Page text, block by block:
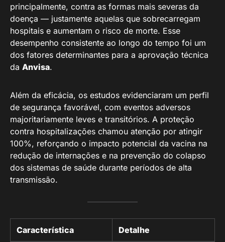
principalmente, contra as formas mais severas da
doença — justamente aquelas que sobrecarregam
hospitais e aumentam o risco de morte. Esse
desempenho consistente ao longo do tempo foi um
dos fatores determinantes para a aprovação técnica
da Anvisa.
Além da eficácia, os estudos evidenciaram um perfil
de segurança favorável, com eventos adversos
majoritariamente leves e transitórios. A proteção
contra hospitalizações chamou atenção por atingir
100%, reforçando o impacto potencial da vacina na
redução de internações e na prevenção do colapso
dos sistemas de saúde durante períodos de alta
transmissão.
Característica Detalhe